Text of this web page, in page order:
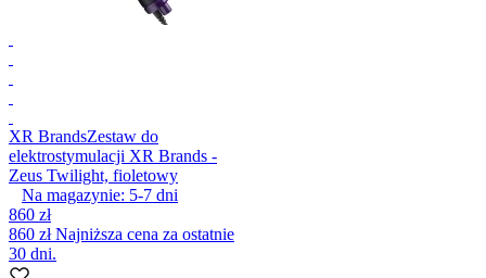
XR BrandsZestaw do
elektrostymulacji XR Brands -
Zeus Twilight, fioletowy
Na magazynie: 5-7 dni
860 zł
860 złNajniższa cena za ostatnie
30 dni.